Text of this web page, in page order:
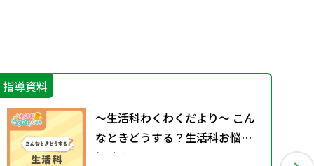
指導資料
～生活科わくわくだより～ こん
なときどうする？生活科お悩み
相談室